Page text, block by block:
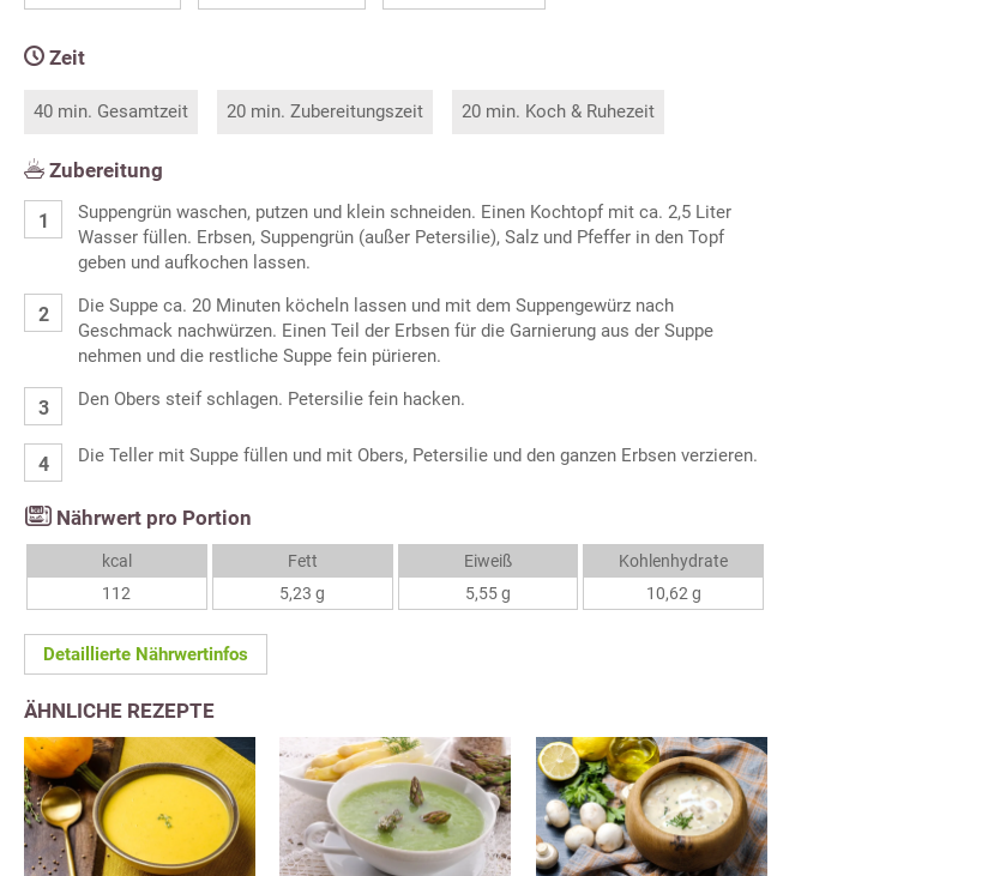
Zeit
40 min. Gesamtzeit 20 min. Zubereitungszeit 20 min. Koch & Ruhezeit
Zubereitung
Suppengrün waschen, putzen und klein schneiden. Einen Kochtopf mit ca. 2,5 Liter
Wasser füllen. Erbsen, Suppengrün (außer Petersilie), Salz und Pfeffer in den Topf
geben und aufkochen lassen.
Die Suppe ca. 20 Minuten köcheln lassen und mit dem Suppengewürz nach
Geschmack nachwürzen. Einen Teil der Erbsen für die Garnierung aus der Suppe
nehmen und die restliche Suppe fein pürieren.
Den Obers steif schlagen. Petersilie fein hacken.
Die Teller mit Suppe füllen und mit Obers, Petersilie und den ganzen Erbsen verzieren.
Nährwert pro Portion
kcal
112
Fett
5,23 g
Eiweiß
5,55 g
Kohlenhydrate
10,62 g
Detaillierte Nährwertinfos
ÄHNLICHE REZEPTE